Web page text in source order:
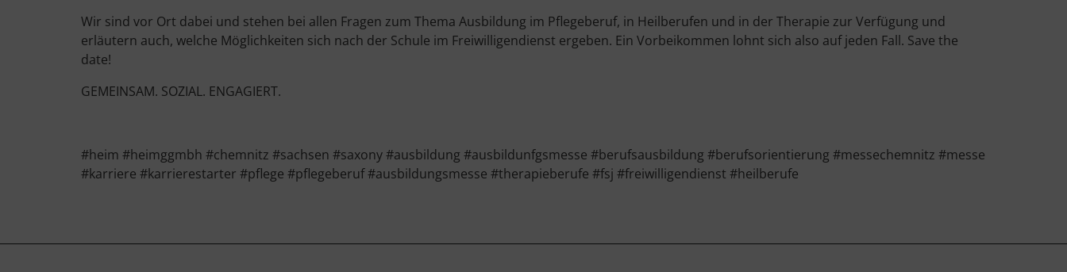
Wir sind vor Ort dabei und stehen bei allen Fragen zum Thema Ausbildung im Pflegeberuf, in Heilberufen und in der Therapie zur Verfügung und
erläutern auch, welche Möglichkeiten sich nach der Schule im Freiwilligendienst ergeben. Ein Vorbeikommen lohnt sich also auf jeden Fall. Save the
date!
GEMEINSAM. SOZIAL. ENGAGIERT.
#heim #heimggmbh #chemnitz #sachsen #saxony #ausbildung #ausbildunfgsmesse #berufsausbildung #berufsorientierung #messechemnitz #messe
#karriere #karrierestarter #pflege #pflegeberuf #ausbildungsmesse #therapieberufe #fsj #freiwilligendienst #heilberufe